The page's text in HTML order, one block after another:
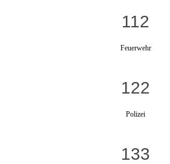
112
Feuerwehr
122
Polizei
133